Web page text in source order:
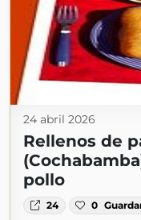
24 abril 2026
Rellenos de
pollo
24 0